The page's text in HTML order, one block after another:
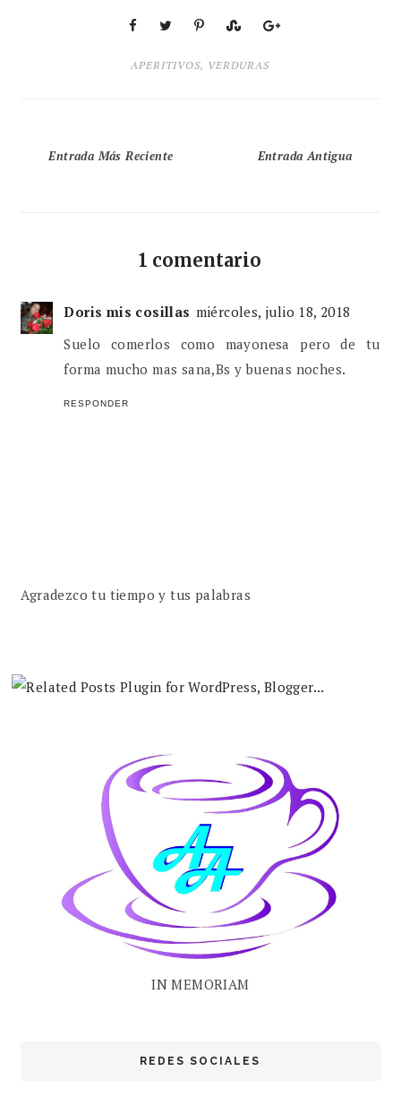
APERITIVOS, VERDURAS
Entrada Más Reciente Entrada Antigua
1 comentario
Doris mis cosillas miércoles, julio 18, 2018
Suelo comerlos como mayonesa pero de tu
forma mucho mas sana,Bs y buenas noches.
RESPONDER
Agradezco tu tiempo y tus palabras
IN MEMORIAM
REDES SOCIALES